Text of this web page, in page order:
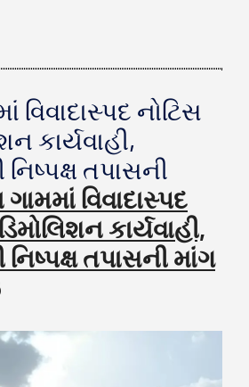
વિવાદાસ્પદ નોટિસ
કાર્યવાહી,
તપાસની
ગામમાં વિવાદાસ્પદ
કાર્યવાહી,
તપાસની માંગ